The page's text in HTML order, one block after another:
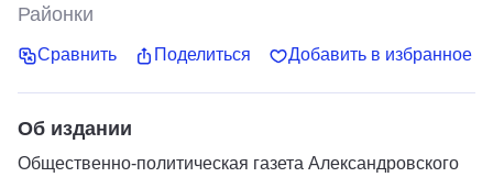
Районки
Сравнить Поделиться Добавить в избранное
Об издании
Общественно-политическая газета Александровского